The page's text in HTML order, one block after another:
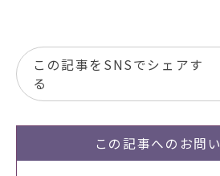
この記事をSNSでシェアす
る
この記事への お問